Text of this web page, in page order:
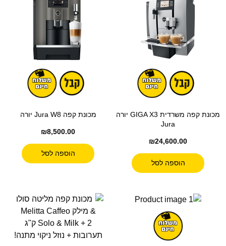
מכונת קפה משרדית GIGA X3 יורה
Jura
₪24,600.00
הוספה לסל
מכונת קפה Jura W8 יורה
₪8,500.00
הוספה לסל